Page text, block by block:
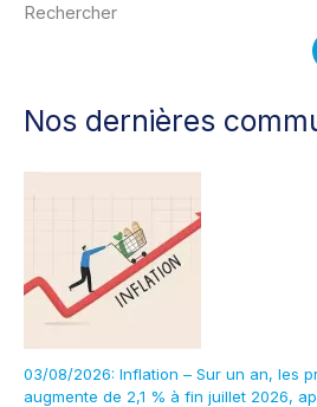
Rechercher
Nos dernières
03/08/2026: Inflation – Sur un an, les
augmente de 2,1 % à fin juillet 2026,